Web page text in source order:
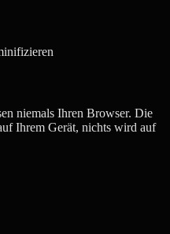
niemals Ihren Browser. Die
Ihrem Gerät, nichts wird auf